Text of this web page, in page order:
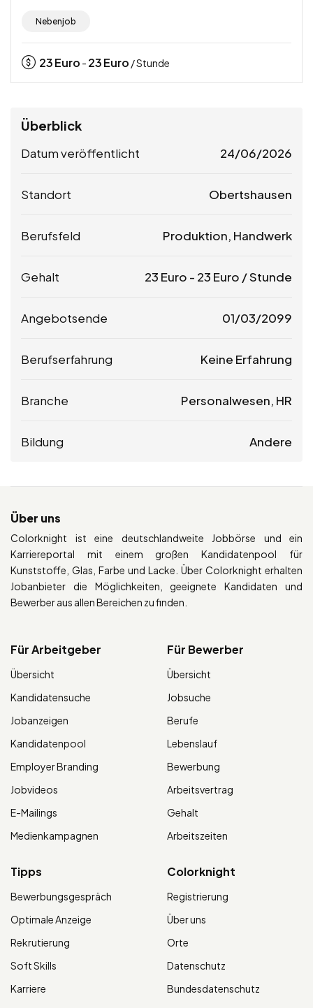
Nebenjob
23Euro - 23Euro / Stunde
Überblick
Datum veröffentlicht 24/06/2026
Standort Obertshausen
Berufsfeld Produktion, Handwerk
Gehalt 23 Euro - 23 Euro / Stunde
Angebotsende 01/03/2099
Berufserfahrung Keine Erfahrung
Branche Personalwesen, HR
Bildung Andere
Über uns
Colorknight ist eine deutschlandweite Jobbörse und ein
Karriereportal mit einem großen Kandidatenpool für
Kunststoffe, Glas, Farbe und Lacke. Über Colorknight erhalten
Jobanbieter die Möglichkeiten, geeignete Kandidaten und
Bewerber aus allen Bereichen zu finden.
Für Arbeitgeber
Übersicht
Kandidatensuche
Jobanzeigen
Kandidatenpool
Employer Branding
Jobvideos
E-Mailings
Medienkampagnen
Für Bewerber
Übersicht
Jobsuche
Berufe
Lebenslauf
Bewerbung
Arbeitsvertrag
Gehalt
Arbeitszeiten
Tipps
Bewerbungsgespräch
Optimale Anzeige
Rekrutierung
Soft Skills
Karriere
Colorknight
Registrierung
Über uns
Orte
Datenschutz
Bundesdatenschutz